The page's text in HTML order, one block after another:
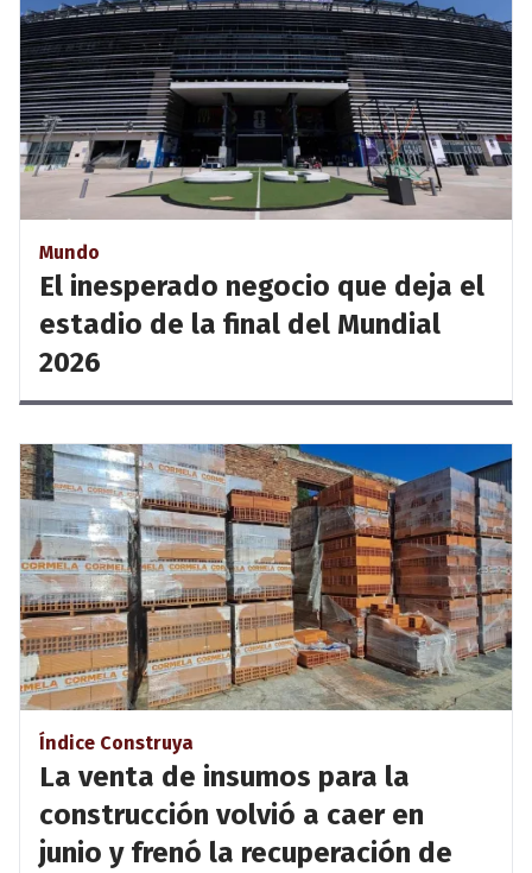
Mundo
El inesperado negocio que deja el
estadio de la final del Mundial
2026
Índice Construya
La venta de insumos para la
construcción volvió a caer en
junio y frenó la recuperación de